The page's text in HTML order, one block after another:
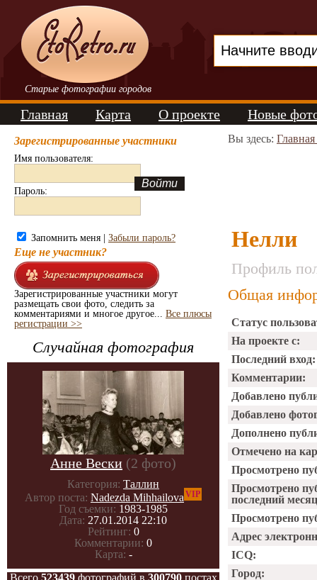
Старые фотографии городов
Главная Карта О проекте Новые
Зарегистрированные участники
Имя пользователя:
Пароль:
Запомнить меня | Забыли пароль?
Еще не участник?
Зарегистрированные участники могут
размещать свои фото, следить за
комментариями и многое другое... Все плюсы
регистрации >>
Случайная фотография
Анне Вески (2 фото)
Категория: Таллин
Автор поста: Nadezda Mihhailova VIP
Год съемки: 1983-1985
Дата: 27.01.2014 22:10
Рейтинг: 0
Комментарии: 0
Карта: -
Всего 523439фотографий в 300790постах
Вы здесь:
Нелли
Профиль
Общая
Статус
На проекте с:
Последний вход:
Комментарии:
Добавлено
Добавлено
Дополнено
Отмечено на
Просмотрено
Просмотрено
последний
Просмотрено
Адрес
ICQ:
Город: